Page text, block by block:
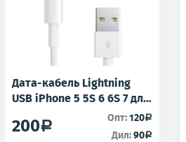
Дата-кабель Lightning
USB iPhone 5 5S 6 6S 7 для
iPad 4 iPad mini iPad Air -
AA
200a Опт:120a
Дил:90a